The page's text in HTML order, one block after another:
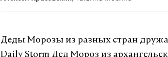
Деды Морозы из разных стран
Daily Storm Дед Мороз из